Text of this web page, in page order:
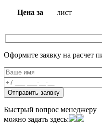
Цена за лист
Оформите заявку на расчет
Быстрый вопрос менеджеру
можно задать здесь: